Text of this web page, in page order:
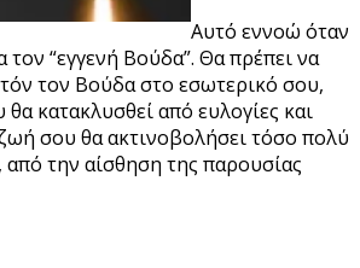
Αυτό εννοώ όταν
τον “εγγενή Βούδα”. Θα πρέπει να
τον Βούδα στο εσωτερικό σου,
κατακλυσθεί από ευλογίες και
σου θα ακτινοβολήσει τόσο πολύ
την αίσθηση της παρουσίας